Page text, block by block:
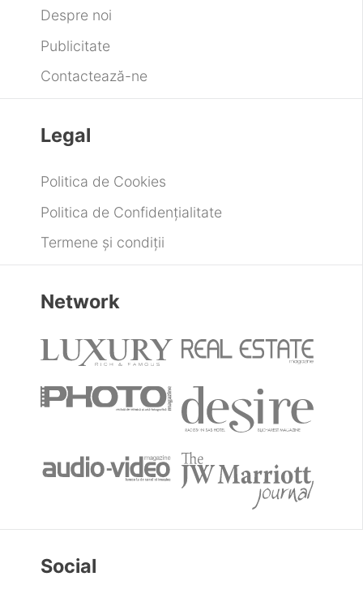
Despre noi
Publicitate
Contactează-ne
Legal
Politica de Cookies
Politica de Confidențialitate
Termene și condiții
Network
Social